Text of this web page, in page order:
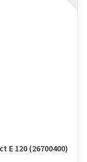
E 120 (26700400)